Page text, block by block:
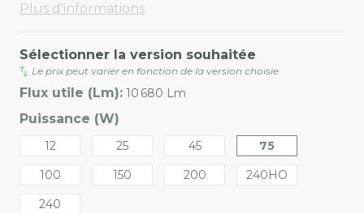
Plus d'informations
Sélectionner la version souhaitée
Le prix peut varier en fonction de la version choisie
Flux utile (Lm): 10 680 Lm
Puissance (W)
12 25 45
75
100
150 200
240HO
240